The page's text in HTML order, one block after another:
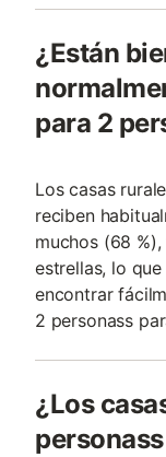
¿Están
para 2
Los casas
reciben
muchos (68
estrellas, lo
encontrar
2 personass
¿Los